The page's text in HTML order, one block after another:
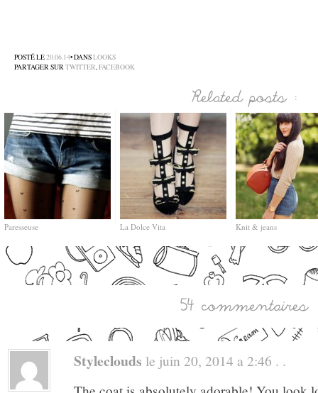
POSTÉ LE20.06.14• DANSLOOKS
PARTAGER SURTWITTER,FACEBOOK
Paresseuse La Dolce Vita Knit & jeans
Styleclouds le juin 20, 2014 a 2:46 . .